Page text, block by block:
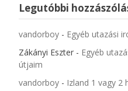
Legutóbbi
vandorboy- Egyéb utazási
Zákányi Eszter- Egyéb
útjaim
vandorboy- Izland 1 vagy 2